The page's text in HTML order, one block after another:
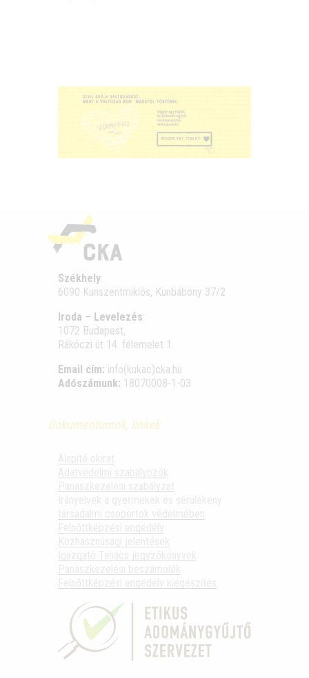
Székhely:
6090 Kunszentmiklós, Kunbábony 37/2
Iroda – Levelezés:
1072 Budapest,
Rákóczi út 14. félemelet 1.
Email cím: info(kukac)cka.hu
Adószámunk: 18070008-1-03
Dokumentumok, linkek